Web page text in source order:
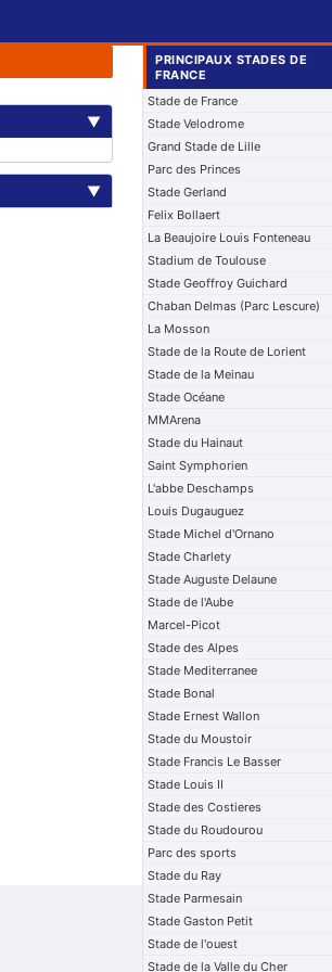
▼
▼
PRINCIPAUX STADES DE
FRANCE
Stade de France
Stade Velodrome
Grand Stade de Lille
Parc des Princes
Stade Gerland
Felix Bollaert
La Beaujoire Louis Fonteneau
Stadium de Toulouse
Stade Geoffroy Guichard
Chaban Delmas (Parc Lescure)
La Mosson
Stade de la Route de Lorient
Stade de la Meinau
Stade Océane
MMArena
Stade du Hainaut
Saint Symphorien
L'abbe Deschamps
Louis Dugauguez
Stade Michel d'Ornano
Stade Charlety
Stade Auguste Delaune
Stade de l'Aube
Marcel-Picot
Stade des Alpes
Stade Mediterranee
Stade Bonal
Stade Ernest Wallon
Stade du Moustoir
Stade Francis Le Basser
Stade Louis II
Stade des Costieres
Stade du Roudourou
Parc des sports
Stade du Ray
Stade Parmesain
Stade Gaston Petit
Stade de l'ouest
Stade de la Valle du Cher